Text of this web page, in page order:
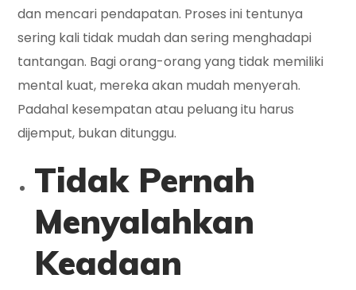
dan mencari pendapatan. Proses ini tentunya
sering kali tidak mudah dan sering menghadapi
tantangan. Bagi orang-orang yang tidak memiliki
mental kuat, mereka akan mudah menyerah.
Padahal kesempatan atau peluang itu harus
dijemput, bukan ditunggu.
Tidak Pernah
Menyalahkan
Keadaan